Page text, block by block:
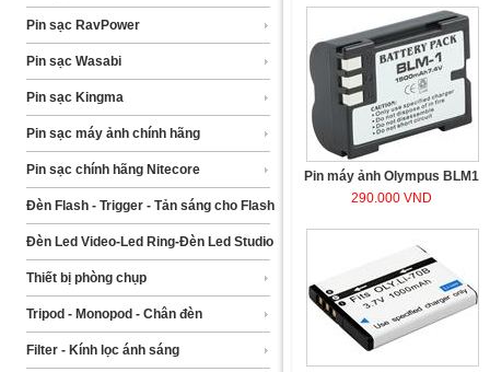
Pin sạc RavPower
Pin sạc Wasabi
Pin sạc Kingma
Pin sạc máy ảnh chính hãng
Pin sạc chính hãng Nitecore
Đèn Flash - Trigger - Tản sáng cho Flash
Đèn Led Video-Led Ring-Đèn Led Studio
Thiết bị phòng chụp
Tripod - Monopod - Chân đèn
Filter - Kính lọc ánh sáng
Pin máy ảnh Olympus BLM1
290.000 VND